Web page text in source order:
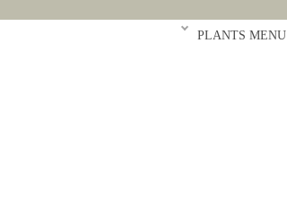
PLANTS MENU